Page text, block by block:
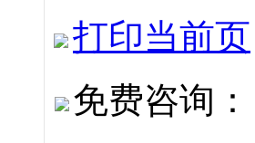
打印当前页
免费咨询：